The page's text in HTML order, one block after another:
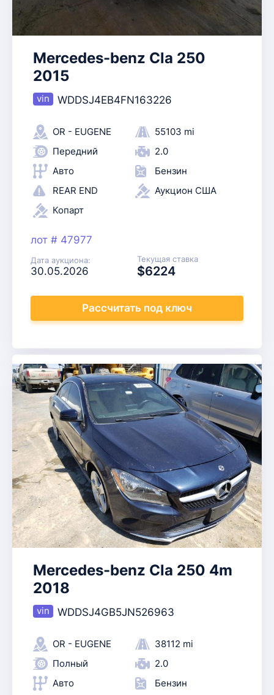
Mercedes-benz Cla 250
2015
WDDSJ4EB4FN163226
OR - EUGENE
55103 mi
Передний
2.0
Авто
Бензин
REAR END
Аукцион США
Копарт
лот # 47977
Дата аукциона:
30.05.2026
Текущая ставка
$6224
Рассчитать под ключ
Mercedes-benz Cla 250 4m
2018
WDDSJ4GB5JN526963
OR - EUGENE
38112 mi
Полный
2.0
Авто
Бензин